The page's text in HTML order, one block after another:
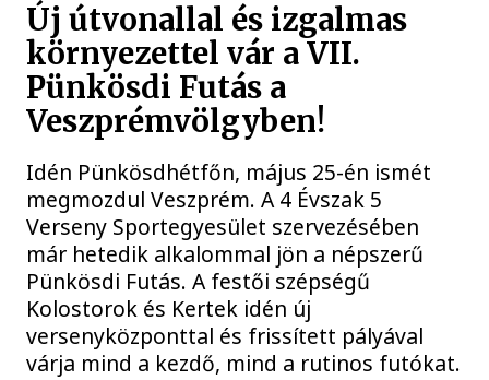
Új útvonallal és izgalmas
környezettel vár a VII.
Pünkösdi Futás a
Veszprémvölgyben!
Idén Pünkösdhétfőn, május 25-én ismét
megmozdul Veszprém. A 4 Évszak 5
Verseny Sportegyesület szervezésében
már hetedik alkalommal jön a népszerű
Pünkösdi Futás. A festői szépségű
Kolostorok és Kertek idén új
versenyközponttal és frissített pályával
várja mind a kezdő, mind a rutinos futókat.